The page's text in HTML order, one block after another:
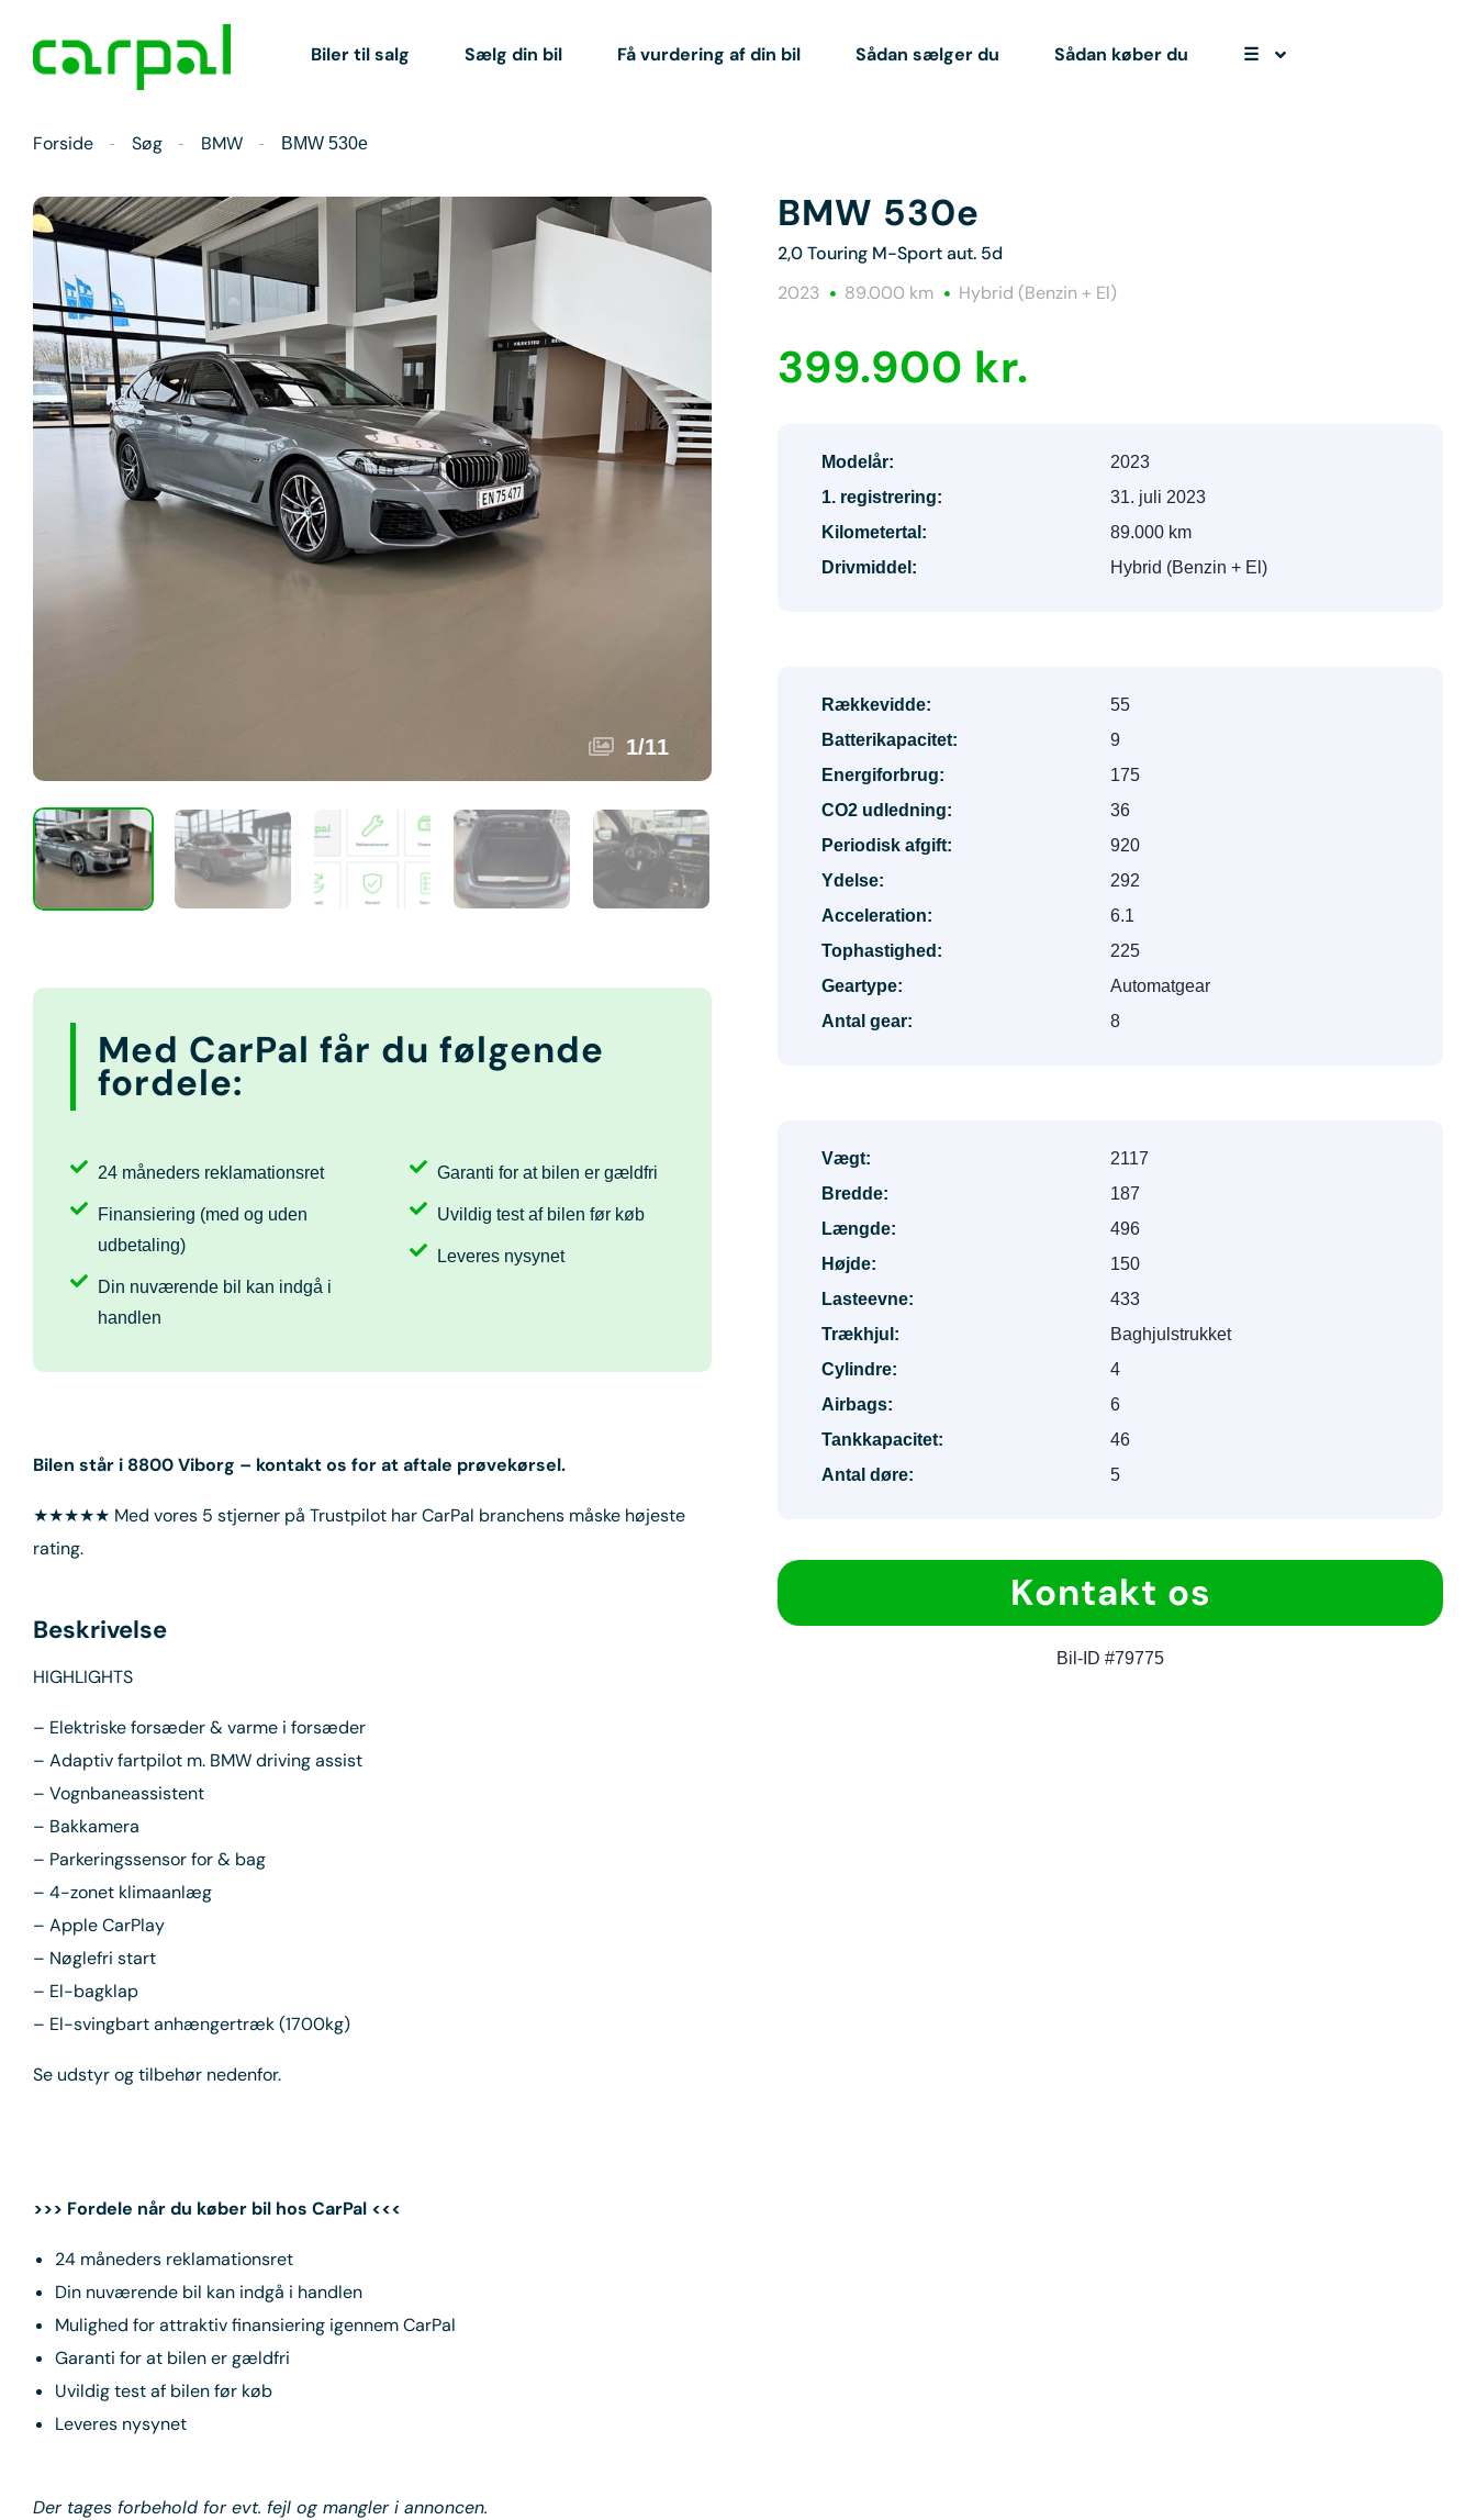
Biler til salg Sælg din bil Få vurdering af din bil Sådan sælger du Sådan køber du ☰
Forside Søg BMW BMW 530e
1/11
Med CarPal får du følgende
fordele:
24 måneders reklamationsret
Finansiering (med og uden
udbetaling)
Din nuværende bil kan indgå i
handlen
Garanti for at bilen er gældfri
Uvildig test af bilen før køb
Leveres nysynet
Bilen står i 8800 Viborg – kontakt os for at aftale prøvekørsel.
★★★★★ Med vores 5 stjerner på Trustpilot har CarPal branchens måske højeste
rating.
Beskrivelse
HIGHLIGHTS
– Elektriske forsæder & varme i forsæder
– Adaptiv fartpilot m. BMW driving assist
– Vognbaneassistent
– Bakkamera
– Parkeringssensor for & bag
– 4-zonet klimaanlæg
– Apple CarPlay
– Nøglefri start
– El-bagklap
– El-svingbart anhængertræk (1700kg)
Se udstyr og tilbehør nedenfor.
>>> Fordele når du køber bil hos CarPal <<<
24 måneders reklamationsret
Din nuværende bil kan indgå i handlen
Mulighed for attraktiv finansiering igennem CarPal
Garanti for at bilen er gældfri
Uvildig test af bilen før køb
Leveres nysynet
Der tages forbehold for evt. fejl og mangler i annoncen.
BMW 530e
2,0 Touring M-Sport aut. 5d
2023
89.000 km Hybrid (Benzin + El)
399.900 kr.
Modelår:
2023
1. registrering:
31. juli 2023
Kilometertal:
89.000 km
Drivmiddel:
Hybrid (Benzin + El)
Rækkevidde:
55
Batterikapacitet:
9
Energiforbrug:
175
CO2 udledning:
36
Periodisk afgift:
920
Ydelse:
292
Acceleration:
6.1
Tophastighed:
225
Geartype:
Automatgear
Antal gear:
8
Vægt:
2117
Bredde:
187
Længde:
496
Højde:
150
Lasteevne:
433
Trækhjul:
Baghjulstrukket
Cylindre:
4
Airbags:
6
Tankkapacitet:
46
Antal døre:
5
Kontakt os
Bil-ID #79775